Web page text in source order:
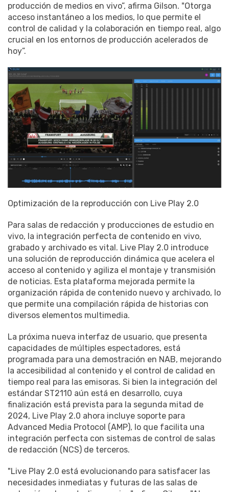
producción de medios en vivo”, afirma Gilson. "Otorga
acceso instantáneo a los medios, lo que permite el
control de calidad y la colaboración en tiempo real, algo
crucial en los entornos de producción acelerados de
hoy”.
Optimización de la reproducción con Live Play 2.0
Para salas de redacción y producciones de estudio en
vivo, la integración perfecta de contenido en vivo,
grabado y archivado es vital. Live Play 2.0 introduce
una solución de reproducción dinámica que acelera el
acceso al contenido y agiliza el montaje y transmisión
de noticias. Esta plataforma mejorada permite la
organización rápida de contenido nuevo y archivado, lo
que permite una compilación rápida de historias con
diversos elementos multimedia.
La próxima nueva interfaz de usuario, que presenta
capacidades de múltiples espectadores, está
programada para una demostración en NAB, mejorando
la accesibilidad al contenido y el control de calidad en
tiempo real para las emisoras. Si bien la integración del
estándar ST2110 aún está en desarrollo, cuya
finalización está prevista para la segunda mitad de
2024, Live Play 2.0 ahora incluye soporte para
Advanced Media Protocol (AMP), lo que facilita una
integración perfecta con sistemas de control de salas
de redacción (NCS) de terceros.
"Live Play 2.0 está evolucionando para satisfacer las
necesidades inmediatas y futuras de las salas de